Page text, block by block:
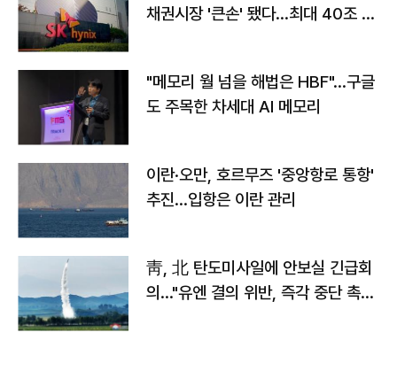
채권시장 '큰손' 됐다…최대 40조 투
"메모리 월 넘을 해법은 HBF"…구글
도 주목한 차세대 AI 메모리
이란·오만, 호르무즈 '중앙항로 통항'
추진…입항은 이란 관리
靑, 北 탄도미사일에 안보실 긴급회
의…"유엔 결의 위반, 즉각 중단 촉